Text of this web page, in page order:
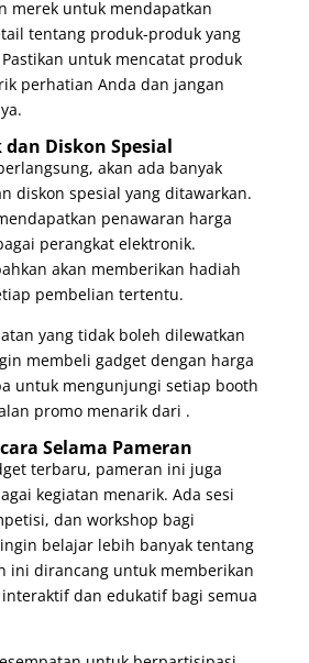
merek untuk mendapatkan
tentang produk-produk yang
untuk mencatat produk
perhatian Anda dan jangan
Diskon Spesial
akan ada banyak
diskon spesial yang ditawarkan.
penawaran harga
perangkat elektronik.
akan memberikan hadiah
pembelian tertentu.
yang tidak boleh dilewatkan
membeli gadget dengan harga
untuk mengunjungi setiap booth
promo menarik dari .
Selama Pameran
terbaru, pameran ini juga
kegiatan menarik. Ada sesi
dan workshop bagi
belajar lebih banyak tentang
ini dirancang untuk memberikan
dan edukatif bagi semua